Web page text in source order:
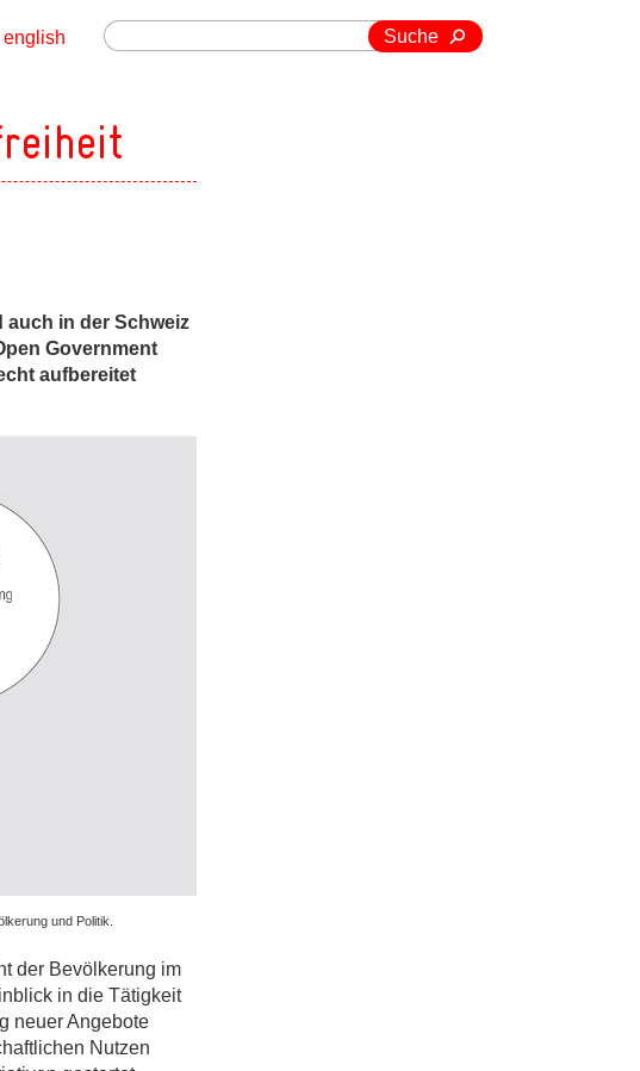
Suche
english
auch in der Schweiz
Government
aufbereitet
und Politik.
der Bevölkerung im
in die Tätigkeit
neuer Angebote
Nutzen